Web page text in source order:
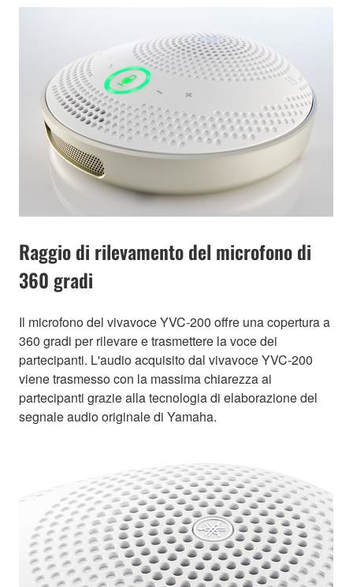
Raggio di rilevamento del microfono di
360 gradi
Il microfono del vivavoce YVC-200 offre una copertura a
360 gradi per rilevare e trasmettere la voce dei
partecipanti. L'audio acquisito dal vivavoce YVC-200
viene trasmesso con la massima chiarezza ai
partecipanti grazie alla tecnologia di elaborazione del
segnale audio originale di Yamaha.